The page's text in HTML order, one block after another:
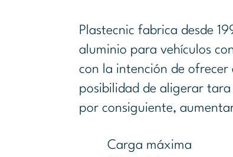
Plastecnic fabrica desde
aluminio para vehículos
con la intención de ofrecer
posibilidad de aligerar tara
por consiguiente,
Carga máxima